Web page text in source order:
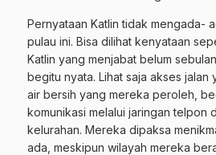
Pernyataan Katlin tidak mengada-
pulau ini. Bisa dilihat kenyataan
Katlin yang menjabat belum
begitu nyata. Lihat saja akses jalan
air bersih yang mereka peroleh,
komunikasi melalui jaringan telpon
kelurahan. Mereka dipaksa
ada, meskipun wilayah mereka